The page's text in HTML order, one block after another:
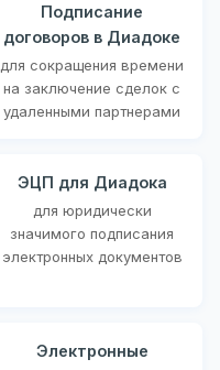
Подписание
договоров в Диадоке
для сокращения времени
на заключение сделок с
удаленными партнерами
ЭЦП для Диадока
для юридически
значимого подписания
электронных документов
Электронные